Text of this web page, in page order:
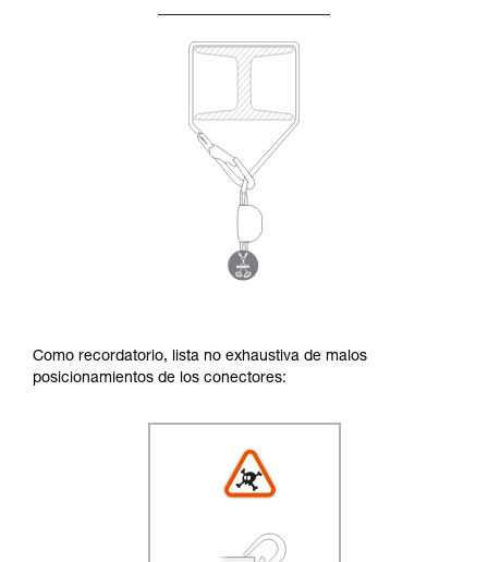
Como recordatorio, lista no exhaustiva de malos
posicionamientos de los conectores: